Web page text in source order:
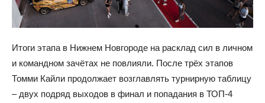
Итоги этапа в Нижнем Новгороде на расклад сил в личном
и командном зачётах не повлияли. После трёх этапов
Томми Кайли продолжает возглавлять турнирную таблицу
– двух подряд выходов в финал и попадания в ТОП-4